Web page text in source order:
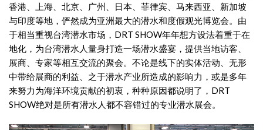
香港、上海、北京、广州、日本、菲律宾、马来西亚、新加坡
与印度等地，俨然成为亚洲最大的潜水和度假观光博览会。由
于相当重视台湾潜水市场，DRT SHOW年年想方设法着重于在
地化，为台湾潜水人量身打造一场潜水盛宴，提供当地访客、
展商、专家等相互交流的聚会。不论是线下的实体活动、无形
中带给展商的利益、之于潜水产业所造成的影响力，或是多年
来努力为海洋环境贡献的初衷，种种原因都说明了，DRT
SHOW绝对是所有潜水人都不容错过的专业潜水展会。